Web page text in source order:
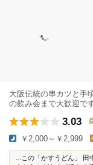
大阪伝統の串カツと手
の飲み会まで大歓迎で
3.03
￥2,000～￥2,999
...この「かすうどん」